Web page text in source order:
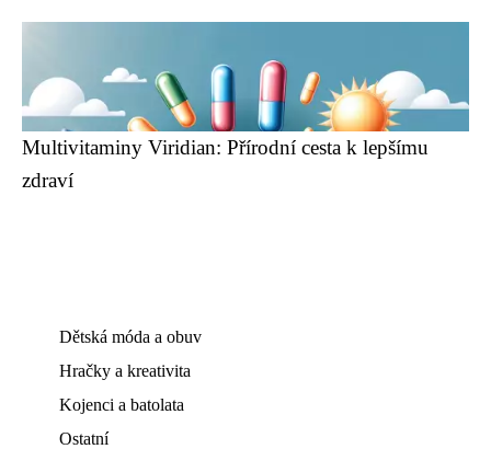
Multivitaminy Viridian: Přírodní cesta k lepšímu
zdraví
Dětská móda a obuv
Hračky a kreativita
Kojenci a batolata
Ostatní